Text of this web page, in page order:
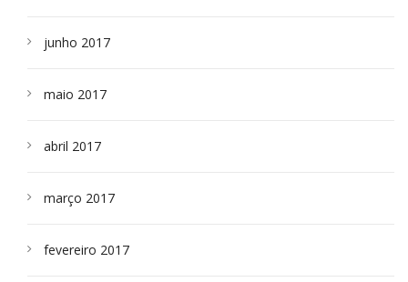
junho 2017
maio 2017
abril 2017
março 2017
fevereiro 2017